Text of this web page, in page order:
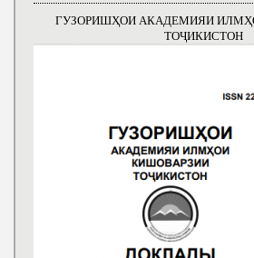
ГУЗОРИШҲОИ АКАДЕМИЯИ
ТОҶИКИСТОН